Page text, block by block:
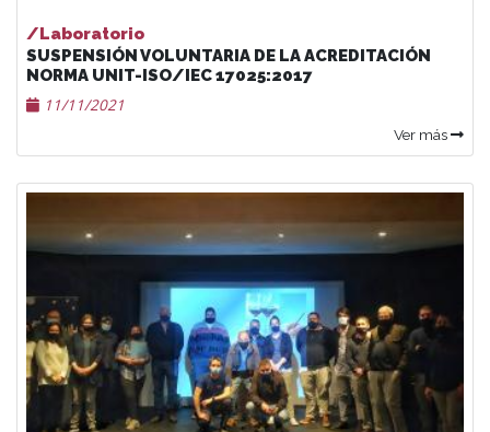
/Laboratorio
SUSPENSIÓN VOLUNTARIA DE LA ACREDITACIÓN
NORMA UNIT-ISO/IEC 17025:2017
11/11/2021
Ver más